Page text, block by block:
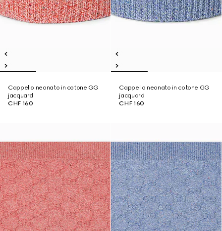
Cappello neonato in cotone GG
jacquard
CHF 160
Cappello neonato in cotone GG
jacquard
CHF 160